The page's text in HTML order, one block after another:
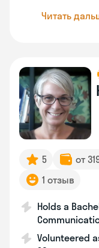
Читать
5 от
1 отзыв
Holds a
Volunteered